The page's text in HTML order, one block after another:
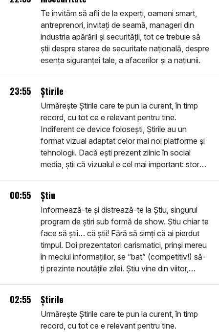
Te invităm să afli de la experți, oameni smart,
antreprenori, invitați de seamă, manageri din
industria apărării și securității, tot ce trebuie să
știi despre starea de securitate națională, despre
esența siguranței tale, a afacerilor și a națiunii.
23:55 Știrile
Urmărește Știrile care te pun la curent, în timp
record, cu tot ce e relevant pentru tine.
Indiferent ce device folosești, Știrile au un
format vizual adaptat celor mai noi platforme și
tehnologii. Dacă ești prezent zilnic în social
media, știi că vizualul e cel mai important: story-
utile, inteligente, ușor de urmărit. Intră în
comunitatea smart: află Știrile.
00:55 Știu
Informează-te și distrează-te la Știu, singurul
program de știri sub formă de show. Știu chiar te
face să știi… că știi! Fără să simți că ai pierdut
timpul. Doi prezentatori carismatici, prinși mereu
în meciul informațiilor, se “bat” (competitiv!) să-
ți prezinte noutățile zilei. Știu vine din viitor,
02:55 Știrile
Urmărește Știrile care te pun la curent, în timp
record, cu tot ce e relevant pentru tine.